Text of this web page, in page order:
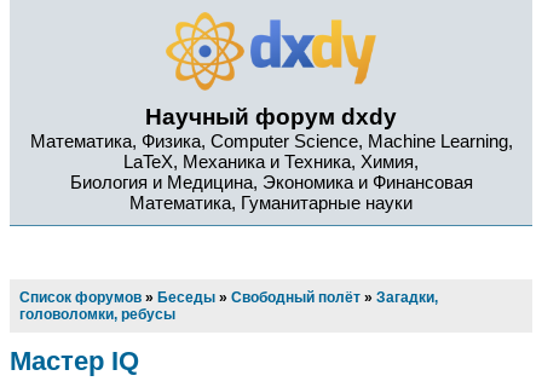
Научный форум dxdy
Математика, Физика, Computer Science, Machine Learning,
LaTeX, Механика и Техника, Химия,
Биология и Медицина, Экономика и Финансовая
Математика, Гуманитарные науки
Список форумов » Беседы » Свободный полёт » Загадки,
головоломки, ребусы
Мастер IQ